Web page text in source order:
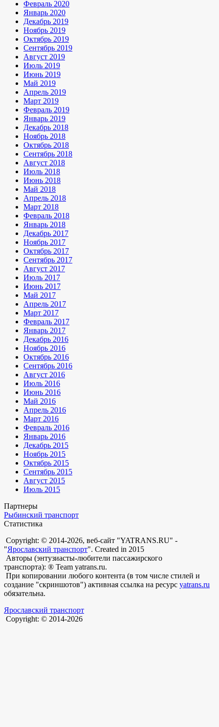
Февраль 2020
Январь 2020
Декабрь 2019
Ноябрь 2019
Октябрь 2019
Сентябрь 2019
Август 2019
Июль 2019
Июнь 2019
Май 2019
Апрель 2019
Март 2019
Февраль 2019
Январь 2019
Декабрь 2018
Ноябрь 2018
Октябрь 2018
Сентябрь 2018
Август 2018
Июль 2018
Июнь 2018
Май 2018
Апрель 2018
Март 2018
Февраль 2018
Январь 2018
Декабрь 2017
Ноябрь 2017
Октябрь 2017
Сентябрь 2017
Август 2017
Июль 2017
Июнь 2017
Май 2017
Апрель 2017
Март 2017
Февраль 2017
Январь 2017
Декабрь 2016
Ноябрь 2016
Октябрь 2016
Сентябрь 2016
Август 2016
Июль 2016
Июнь 2016
Май 2016
Апрель 2016
Март 2016
Февраль 2016
Январь 2016
Декабрь 2015
Ноябрь 2015
Октябрь 2015
Сентябрь 2015
Август 2015
Июль 2015
Партнеры
Рыбинский транспорт
Статистика
Copyright: © 2014-2026, веб-сайт "YATRANS.RU" -
"Ярославский транспорт". Created in 2015
Авторы (энтузиасты-любители пассажирского
транспорта): ® Team yatrans.ru.
При копировании любого контента (в том числе стилей и
создание "скриншотов") активная ссылка на ресурс yatrans.ru
обязательна.
Ярославский транспорт
Copyright: © 2014-2026